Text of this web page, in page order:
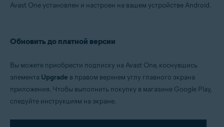
Avast One установлен и настроен на вашем устройстве Android.
Обновить до платной версии
Вы можете приобрести подписку на Avast One, коснувшись
элемента Upgrade в правом верхнем углу главного экрана
приложения. Чтобы выполнить покупку в магазине Google Play,
следуйте инструкциям на экране.